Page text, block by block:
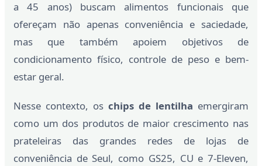
a 45 anos) buscam alimentos funcionais que
ofereçam não apenas conveniência e saciedade,
mas que também apoiem objetivos de
condicionamento físico, controle de peso e bem-
estar geral.
Nesse contexto, os chips de lentilha emergiram
como um dos produtos de maior crescimento nas
prateleiras das grandes redes de lojas de
conveniência de Seul, como GS25, CU e 7-Eleven,